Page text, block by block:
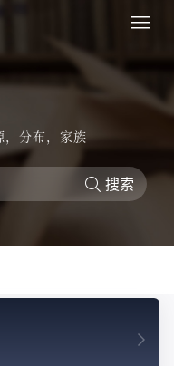
分布，家族
搜索